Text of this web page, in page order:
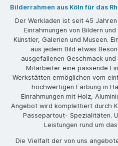
Bilderrahmen aus Köln für das
Der Werkladen ist seit 45
Einrahmungen von Bildern
Künstler, Galerien und Museen.
aus jedem Bild etwas
ausgefallenen Geschmack
Mitarbeiter eine passende
Werkstätten ermöglichen vom
hochwertigen Färbung in
Einrahmungen mit Holz,
Angebot wird komplettiert durch
Passepartout- Spezialitäten.
Leistungen rund um
Die Vielfalt der von uns